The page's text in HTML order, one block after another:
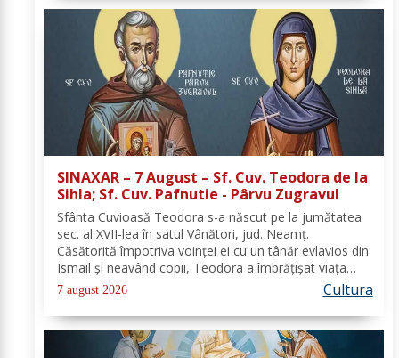
SINAXAR – 7 August – Sf. Cuv. Teodora de la
Sihla; Sf. Cuv. Pafnutie - Pârvu Zugravul
Sfânta Cuvioasă Teodora s-a născut pe la jumătatea
sec. al XVII-lea în satul Vânători, jud. Neamţ.
Căsătorită împotriva voinţei ei cu un tânăr evlavios din
Ismail şi neavând copii, Teodora a îmbrăţişat viaţa
monahală la Schitul Vărzăreşti, Vrancea, iar soţul ei,
de asemenea, s-a călugărit la...
7 august 2026 Cultura